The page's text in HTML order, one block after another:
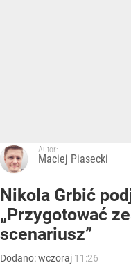
Autor:
Maciej Piasecki
Nikola Grbić
„Przygotować
scenariusz”
Dodano:wczoraj 11:26